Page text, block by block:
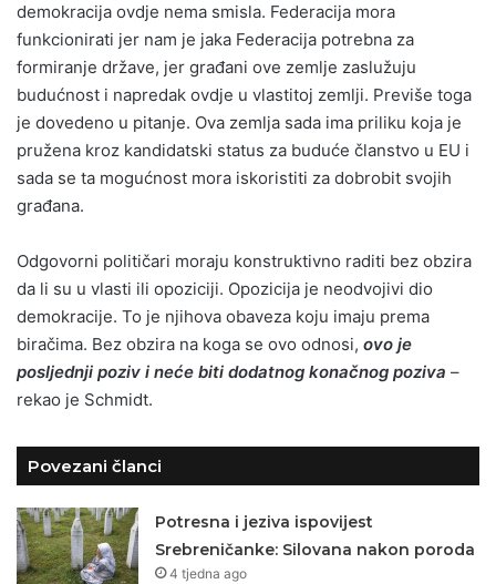
demokracija ovdje nema smisla. Federacija mora
funkcionirati jer nam je jaka Federacija potrebna za
formiranje države, jer građani ove zemlje zaslužuju
budućnost i napredak ovdje u vlastitoj zemlji. Previše toga
je dovedeno u pitanje. Ova zemlja sada ima priliku koja je
pružena kroz kandidatski status za buduće članstvo u EU i
sada se ta mogućnost mora iskoristiti za dobrobit svojih
građana.
Odgovorni političari moraju konstruktivno raditi bez obzira
da li su u vlasti ili opoziciji. Opozicija je neodvojivi dio
demokracije. To je njihova obaveza koju imaju prema
biračima. Bez obzira na koga se ovo odnosi, ovo je
posljednji poziv i neće biti dodatnog konačnog poziva –
rekao je Schmidt.
Povezani članci
Potresna i jeziva ispovijest
Srebreničanke: Silovana nakon poroda
4 tjedna ago